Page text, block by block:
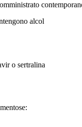
alcol
o sertralina